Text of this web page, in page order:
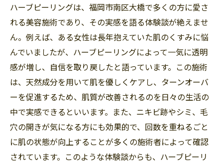
施術後のケア方法とその重要性
サロン選びで失敗しないポイント
体験者が教える上手な施術の受け方
日々のメイクが楽しくなる福岡市南区大橋のハ
ーブピーリング効果
メイクのノリが変わる理由
長持ちするメイクの秘訣
肌質改善がもたらす自信
メイク前後の肌の変化
ハーブピーリングは、福岡市南区大橋で多くの方に愛さ
れる美容施術であり、その実感を語る体験談が絶えませ
ん。例えば、ある女性は長年抱えていた肌のくすみに悩
んでいましたが、ハーブピーリングによって一気に透明
感が増し、自信を取り戻したと語っています。この施術
は、天然成分を用いて肌を優しくケアし、ターンオーバ
ーを促進するため、肌質が改善されるのを日々の生活の
中で実感できるといいます。また、ニキビ跡やシミ、毛
穴の開きが気になる方にも効果的で、回数を重ねるごと
に肌の状態が向上することが多くの施術者によって確認
されています。このような体験談からも、ハーブピーリ